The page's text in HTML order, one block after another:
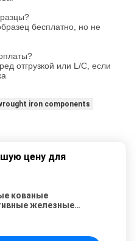
бесплатно, но не
отгрузкой или L/C, если
iron components
цену для
кованые
железные